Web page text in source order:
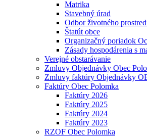
Matrika
Stavebný úrad
Odbor životného
Štatút obce
Organizačný poriadok
Zásady hospodárenia s
Verejné obstarávanie
Zmluvy Objednávky Obec
Zmluvy faktúry Objednávky
Faktúry Obec Polomka
Faktúry 2026
Faktúry 2025
Faktúry 2024
Faktúry 2023
RZOF Obec Polomka